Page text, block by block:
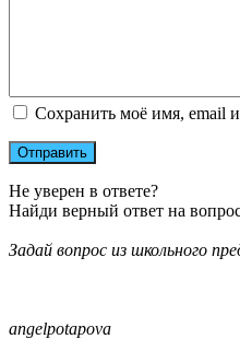
Сохранить моё имя, email
Не уверен в ответе?
Найди верный ответ на
Задай вопрос из школьного
angelpotapova